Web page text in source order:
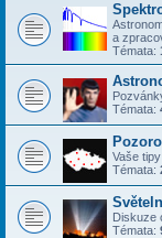
a
Témata:
Témata:
Vaše
Témata:
Diskuze
Témata: